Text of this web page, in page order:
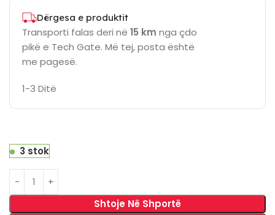
Dërgesa e produktit
Transporti falas deri në 15 km nga çdo
pikë e Tech Gate. Më tej, posta është
me pagesë.
1-3 Ditë
3 stok
Shtoje Në Shportë